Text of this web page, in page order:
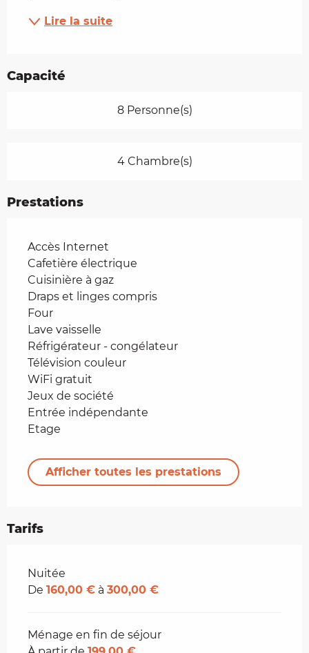
Lire la suite
Capacité
8 Personne(s)
4 Chambre(s)
Prestations
Accès Internet
Cafetière électrique
Cuisinière à gaz
Draps et linges compris
Four
Lave vaisselle
Réfrigérateur - congélateur
Télévision couleur
WiFi gratuit
Jeux de société
Entrée indépendante
Etage
Afficher toutes les prestations
Tarifs
Tarifs 2026
Nuitée
De 160,00 € à 300,00 €
Ménage en fin de séjour